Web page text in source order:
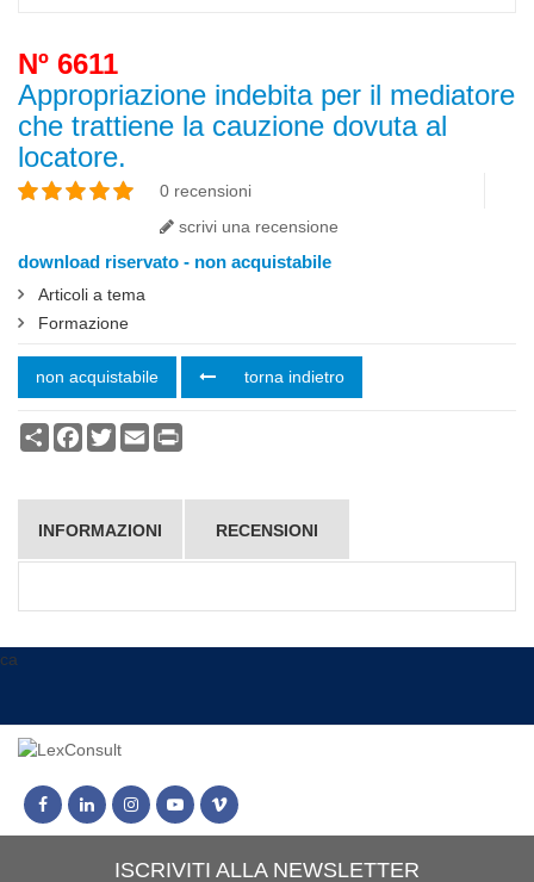
Nº 6611
Appropriazione indebita per il mediatore
che trattiene la cauzione dovuta al
locatore.
0 recensioni
scrivi una recensione
download riservato - non acquistabile
Articoli a tema
Formazione
non acquistabile torna indietro
CondividiFacebook
TwitterEmail
INFORMAZIONI RECENSIONI
ca
ISCRIVITI ALLA NEWSLETTER